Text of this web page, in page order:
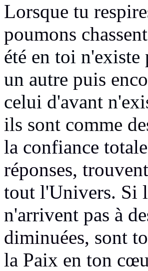
Lorsque tu
poumons
été en toi n'existe
un autre puis
celui d'avant
ils sont comme
la confiance
réponses,
tout l'Univers. Si
n'arrivent pas à
diminuées, sont
la Paix en ton